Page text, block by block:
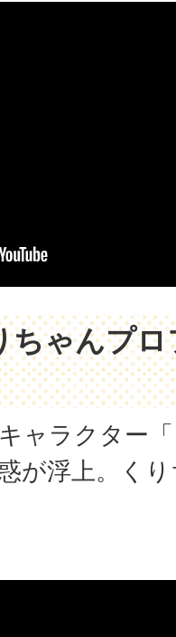
ちゃんプ
ャラクター
が浮上。く